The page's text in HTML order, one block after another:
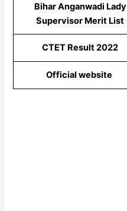
Bihar Anganwadi Lady
Supervisor Merit List
CTET Result 2022
Official website